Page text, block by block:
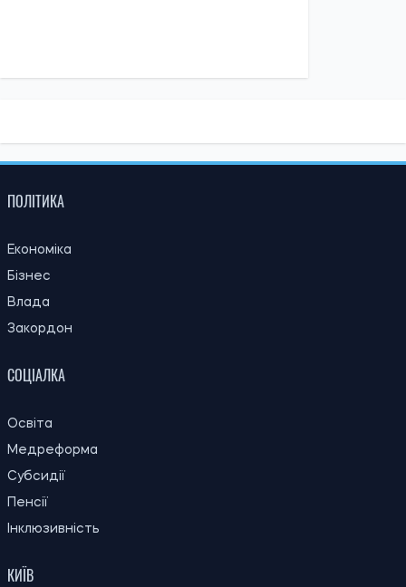
ПОЛІТИКА
Економіка
Бізнес
Влада
Закордон
СОЦІАЛКА
Освіта
Медреформа
Субсидії
Пенсії
Інклюзивність
КИЇВ